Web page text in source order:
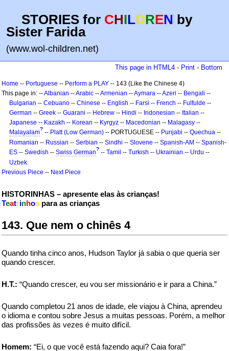
STORIES for CHILDREN by
Sister Farida
(www.wol-children.net)
This page in HTML4 - Print - Bottom
Home -- Portuguese -- Perform a PLAY -- 143 (Like the Chinese 4)
This page in: --Albanian --Arabic --Armenian --Aymara --Azeri -- Bengali --
Bulgarian -- Cebuano -- Chinese -- English -- Farsi -- French -- Fulfulde --
German -- Greek -- Guarani -- Hebrew -- Hindi -- Indonesian -- Italian --
Japanese -- Kazakh -- Korean -- Kyrgyz -- Macedonian -- Malagasy --
Malayalam? -- Platt (Low German) -- PORTUGUESE -- Punjabi -- Quechua --
Romanian -- Russian -- Serbian -- Sindhi -- Slovene -- Spanish-AM -- Spanish-
ES -- Swedish -- Swiss German? -- Tamil -- Turkish -- Ukrainian -- Urdu --
Uzbek
Previous Piece -- Next Piece
HISTORINHAS – apresente elas às crianças!
Teatrinhos para as crianças
143. Que nem o chinês 4
Quando tinha cinco anos, Hudson Taylor já sabia o que queria ser
quando crescer.
H.T.: “Quando crescer, eu vou ser missionário e ir para a China.”
Quando completou 21 anos de idade, ele viajou à China, aprendeu
o idioma e contou sobre Jesus a muitas pessoas. Porém, a melhor
das profissões às vezes é muito difícil.
Homem: “Ei, o que você está fazendo aqui? Caia fora!”